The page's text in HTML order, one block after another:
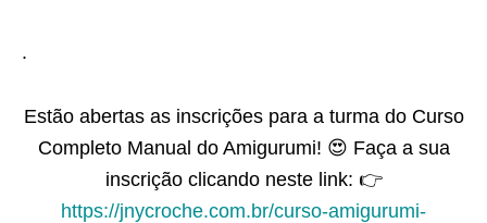
.
Estão abertas as inscrições para a turma do Curso
Completo Manual do Amigurumi! 😍 Faça a sua
inscrição clicando neste link: 👉
https://jnycroche.com.br/curso-amigurumi-